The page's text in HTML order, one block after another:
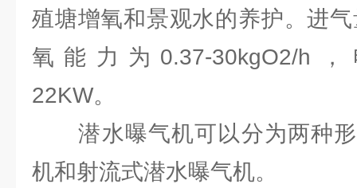
殖塘增氧和景观水的养护。进
氧能力为0.37-30kgO2/h
22KW。
潜水曝气机可以分为两种形
机和射流式潜水曝气机。